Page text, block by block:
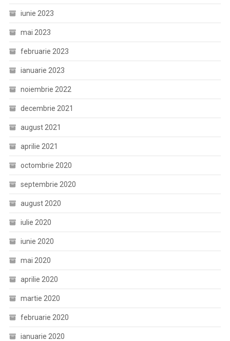
iunie 2023
mai 2023
februarie 2023
ianuarie 2023
noiembrie 2022
decembrie 2021
august 2021
aprilie 2021
octombrie 2020
septembrie 2020
august 2020
iulie 2020
iunie 2020
mai 2020
aprilie 2020
martie 2020
februarie 2020
ianuarie 2020